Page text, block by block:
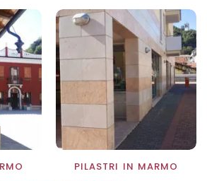
PILASTRI IN MARMO